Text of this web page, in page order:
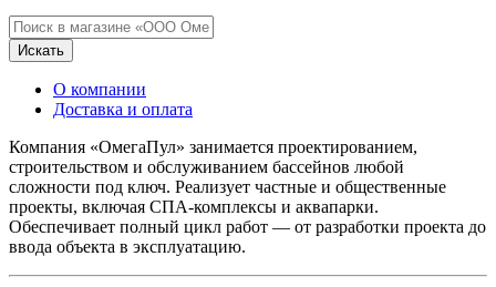
Искать
О компании
Доставка и оплата
Компания «ОмегаПул» занимается проектированием,
строительством и обслуживанием бассейнов любой
сложности под ключ. Реализует частные и общественные
проекты, включая СПА-комплексы и аквапарки.
Обеспечивает полный цикл работ — от разработки проекта до
ввода объекта в эксплуатацию.